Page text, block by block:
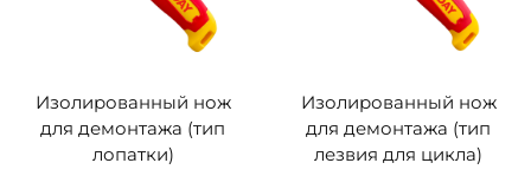
Изолированный нож
для демонтажа (тип
лопатки)
Изолированный нож
для демонтажа (тип
лезвия для цикла)